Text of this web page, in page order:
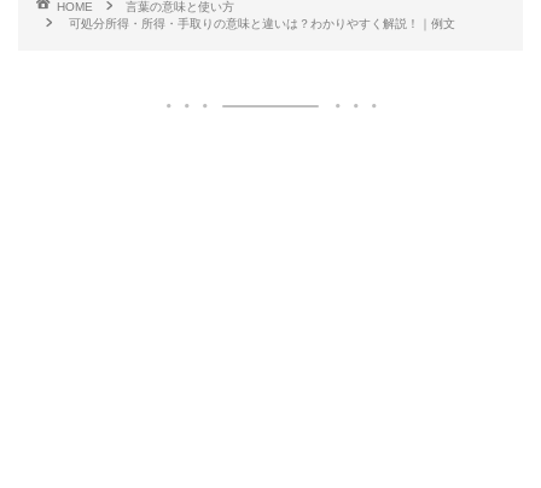
HOME
言葉の意味と使い方
可処分所得・所得・手取りの意味と違いは？わかりやすく解説！｜例文